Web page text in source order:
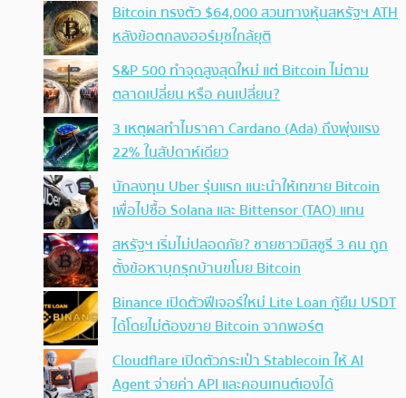
Bitcoin ทรงตัว $64,000 สวนทางหุ้นสหรัฐฯ ATH
หลังข้อตกลงฮอร์มุซใกล้ยุติ
S&P 500 ทำจุดสูงสุดใหม่ แต่ Bitcoin ไม่ตาม
ตลาดเปลี่ยน หรือ คนเปลี่ยน?
3 เหตุผลทำไมราคา Cardano (Ada) ถึงพุ่งแรง
22% ในสัปดาห์เดียว
นักลงทุน Uber รุ่นแรก แนะนำให้เทขาย Bitcoin
เพื่อไปซื้อ Solana และ Bittensor (TAO) แทน
สหรัฐฯ เริ่มไม่ปลอดภัย? ชายชาวมิสซูรี 3 คน ถูก
ตั้งข้อหาบุกรุกบ้านขโมย Bitcoin
Binance เปิดตัวฟีเจอร์ใหม่ Lite Loan กู้ยืม USDT
ได้โดยไม่ต้องขาย Bitcoin จากพอร์ต
Cloudflare เปิดตัวกระเป๋า Stablecoin ให้ AI
Agent จ่ายค่า API และคอนเทนต์เองได้